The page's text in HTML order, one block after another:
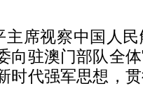
主席视察中国人
向驻澳门部队全
时代强军思想，